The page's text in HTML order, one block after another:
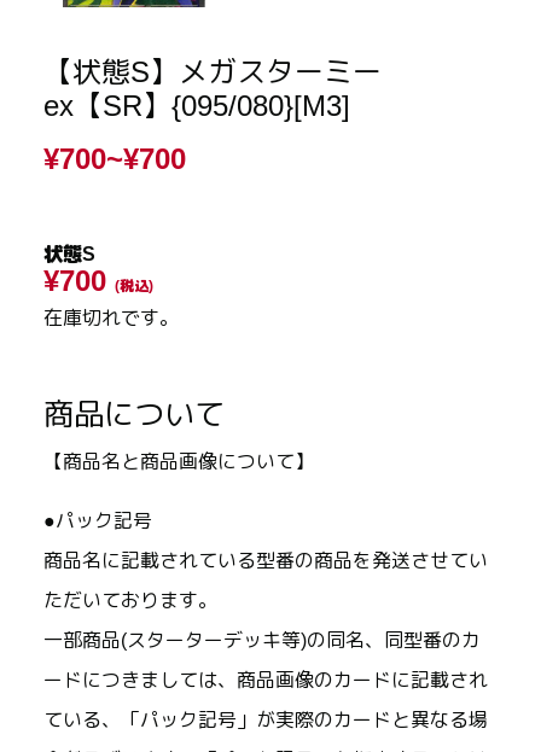
【状態S】メガスターミー
ex【SR】{095/080}[M3]
¥700~¥700
状態S
¥700 (税込)
在庫切れです。
商品について
【商品名と商品画像について】
●パック記号
商品名に記載されている型番の商品を発送させてい
ただいております。
一部商品(スターターデッキ等)の同名、同型番のカ
ードにつきましては、商品画像のカードに記載され
ている、「パック記号」が実際のカードと異なる場